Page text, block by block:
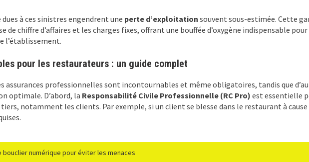
à ces sinistres engendrent une perte d’exploitation souvent sous-estimée. Cette
chiffre d’affaires et les charges fixes, offrant une bouffée d’oxygène indispensable
l’établissement.
pour les restaurateurs : un guide complet
assurances professionnelles sont incontournables et même obligatoires, tandis que
optimale. D’abord, la Responsabilité Civile Professionnelle (RC Pro) est essentielle
notamment les clients. Par exemple, si un client se blesse dans le restaurant à
numérique pour éviter les menaces